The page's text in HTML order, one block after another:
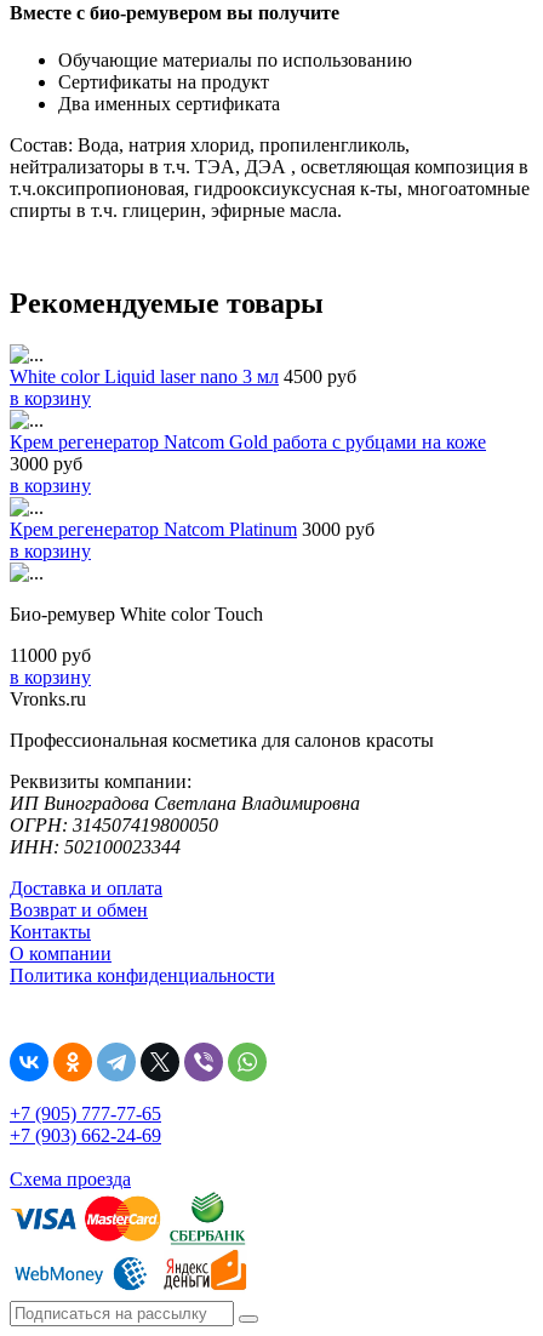
Вместе с био-ремувером вы получите
Обучающие материалы по использованию
Cертификаты на продукт
Два именных сертификата
Состав: Вода, натрия хлорид, пропиленгликоль,
нейтрализаторы в т.ч. ТЭА, ДЭА , осветляющая композиция в
т.ч.оксипропионовая, гидрооксиуксусная к-ты, многоатомные
спирты в т.ч. глицерин, эфирные масла.
Рекомендуемые товары
White color Liquid laser nano 3 мл 4500 руб
в корзину
Крем регенератор Natcom Gold работа с рубцами на коже
3000 руб
в корзину
Крем регенератор Natcom Platinum 3000 руб
в корзину
Био-ремувер White color Touch
11000 руб
в корзину
Vronks.ru
Профессиональная косметика для салонов красоты
Реквизиты компании:
ИП Виноградова Светлана Владимировна
ОГРН: 314507419800050
ИНН: 502100023344
Доставка и оплата
Возврат и обмен
Контакты
О компании
Политика конфиденциальности
+7 (905) 777-77-65
+7 (903) 662-24-69
Схема проезда